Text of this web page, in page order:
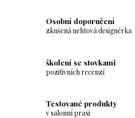
Osobní doporučení
zkušená nehtová designérka
školení se stovkami
pozitivních recenzí
Testované produkty
v salonní praxi